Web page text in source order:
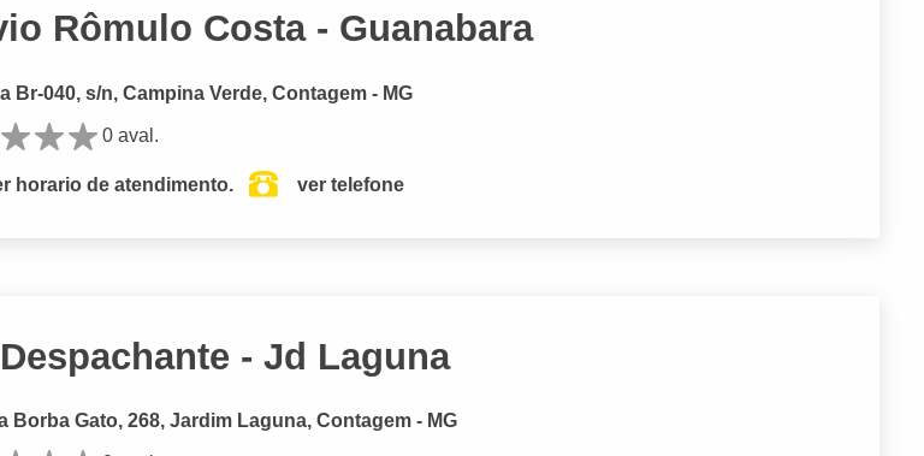
Rômulo Costa - Guanabara
Br-040, s/n, Campina Verde, Contagem - MG
0 aval.
horario de atendimento. ver telefone
- Jd Laguna
Borba Gato, 268, Jardim Laguna, Contagem - MG